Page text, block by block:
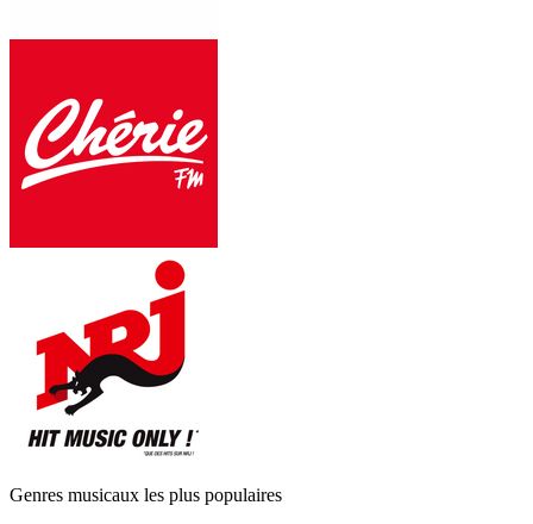
Genres musicaux les plus populaires